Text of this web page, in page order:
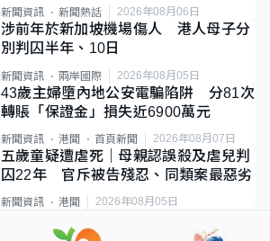
新聞資訊 新聞熱話 2026年08月06日
涉前年於新加坡機場傷人 港人母子分
別判囚半年、10日
新聞資訊 兩岸國際 2026年08月05日
43歲主婦墮內地公安電騙陷阱 分81次
轉賬「保證金」損失近6900萬元
新聞資訊 港聞 首頁新聞 2026年08月07日
五歲童疑遭虐死｜母親認誤殺及虐兒判
囚22年 官斥被告殘忍、同類案最惡劣
新聞資訊 港聞 2026年08月05日